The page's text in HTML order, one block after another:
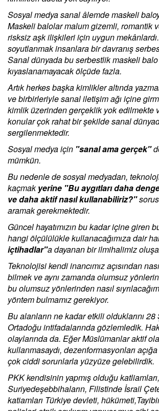
Sosyal medya sanal âlemde maskeli
Maskeli balolar malum gizemli, romantik
risksiz aşk ilişkileri için uygun
soyutlanmak insanlara bir davranış
Sanal dünyada bu serbestlik maskeli
kıyaslanamayacak ölçüde fazla.
Artık herkes başka kimlikler altında
ve birbirleriyle sanal iletişim ağı içine
kimlik üzerinden gerçeklik yok edilmekte
konular çok rahat bir şekilde sanal
sergilenmektedir.
Sosyal medya için "sanal ama gerçek"
mümkün.
Bu nedenle de sosyal medyadan,
kaçmakyerine "Bu aygıtları daha
ve daha aktif nasıl kullanabiliriz?"
aramak gerekmektedir.
Güncel hayatımızın bu kadar içine giren
hangi ölçülülükle kullanacağımıza dair
içtihadlar"a dayanan bir ilmihalimiz
Teknolojisi kendi inancımız açısından
bilmek ve aynı zamanda olumsuz
bu olumsuz yönlerinden nasıl
yöntem bulmamız gerekiyor.
Bu alanların ne kadar etkili olduklarını 28
Ortadoğu intifadalarında gözlemledik.
olaylarında da. Eğer Müslümanlar aktif
kullanmasaydı, dezenformasyonları açığa
çok ciddi sorunlarla yüzyüze gelebilirdik.
PKK kendisinin yapmış olduğu
Suriyedeşebbihaların, Filistinde İsrail
katiamları Türkiye devleti,